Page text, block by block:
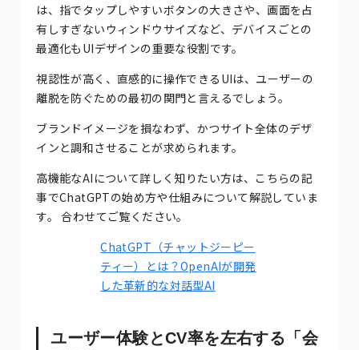
は、指でタップしやすいボタンの大きさや、画面を占
有しすぎないウィンドウサイズなど、デバイスごとの
最適化もUIデザインの重要な役割です。
視認性が高く、直感的に操作できるUIは、ユーザーの
離脱を防ぐための最初の関門と言えるでしょう。
ブランドイメージを損なわず、かつサイト全体のデザ
インと調和させることが求められます。
高機能なAIについて詳しく知りたい方は、こちらの記
事でChatGPTの始め方や仕組みについて解説していま
す。 合わせてご覧ください。
ChatGPT（チャットジーピー
ティー）とは？OpenAIが開発
した革新的な対話型AI
ユーザー体験とCV率を左右する「会